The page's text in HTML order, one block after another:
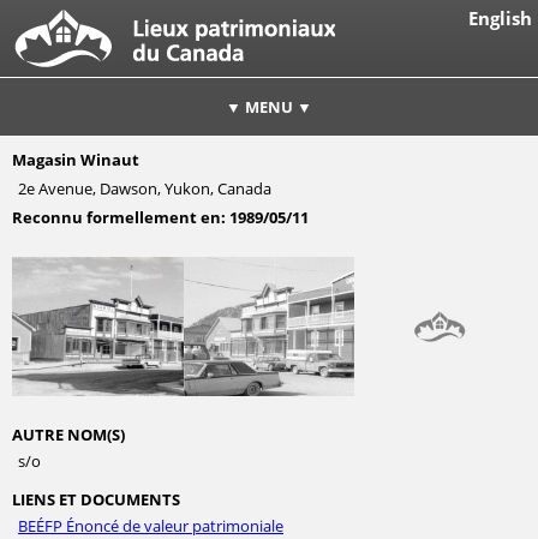
English
▼ MENU ▼
Magasin Winaut
2e Avenue, Dawson, Yukon, Canada
Reconnu formellement en: 1989/05/11
AUTRE NOM(S)
s/o
LIENS ET DOCUMENTS
BEÉFP Énoncé de valeur patrimoniale